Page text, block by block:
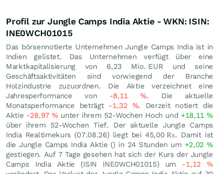
Profil zur Jungle Camps India Aktie - WKN: ISIN:
INE0WCH01015
Das börsennotierte Unternehmen Jungle Camps India ist in
Indien gelistet. Das Unternehmen verfügt über eine
Marktkapitalisierung von 6,23 Mio. EUR und seine
Geschäftsaktivitäten sind vorwiegend der Branche
Holzindustrie zuzuordnen. Die Aktie verzeichnet eine
Jahresperformance von -8,11%. Die aktuelle
Monatsperformance beträgt -1,32 %. Derzeit notiert die
Aktie -28,97%unter ihrem 52-Wochen Hoch und +18,11%
über ihrem 52-Wochen Tief. Der aktuelle Jungle Camps
India Realtimekurs (07.08.26) liegt bei 45,00 ₨. Damit ist
die Jungle Camps India Aktie () in 24 Stunden um +2,02%
gestiegen. Auf 7 Tage gesehen hat sich der Kurs der Jungle
Camps India Aktie (ISIN INE0WCH01015) um -1,12%